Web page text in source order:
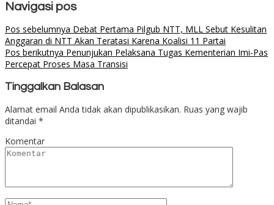
Navigasi pos
Pos sebelumnya Debat Pertama Pilgub NTT, MLL Sebut Kesulitan
Anggaran di NTT Akan Teratasi Karena Koalisi 11 Partai
Pos berikutnya Penunjukan Pelaksana Tugas Kementerian Imi-Pas
Percepat Proses Masa Transisi
Tinggalkan Balasan
Alamat email Anda tidak akan dipublikasikan. Ruas yang wajib
ditandai *
Komentar